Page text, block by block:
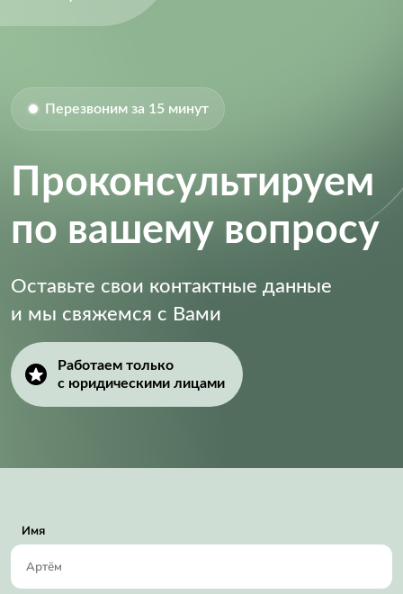
Перезвоним за 15 минут
Проконсультируем
по вашему вопросу
Оставьте свои контактные данные
и мы свяжемся с Вами
Работаем только
с юридическими лицами
Имя